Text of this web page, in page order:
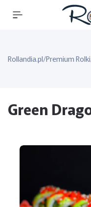
Rollandia.pl/Premium Rolki
Green